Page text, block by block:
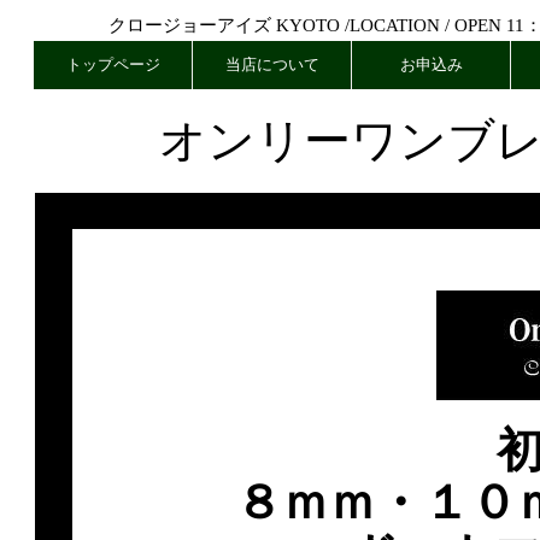
クロージョーアイズ KYOTO /LOCATION/ OPEN 11
トップページ 当店について お申込み
オンリーワンブ
８ｍｍ・１